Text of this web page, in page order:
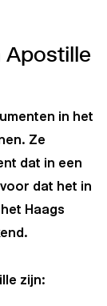
Apostille
in het
Ze
dat in een
dat het in
Haags
zijn: